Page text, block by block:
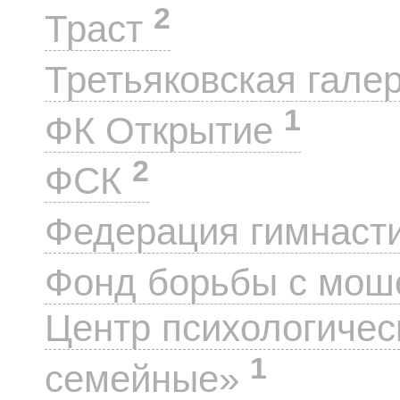
Траст 2
Третьяковская
ФК Открытие 1
ФСК 2
Федерация
Фонд борьбы с
Центр
семейные» 1